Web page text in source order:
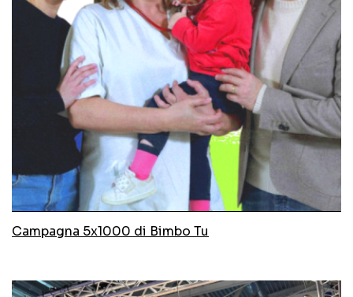
Campagna 5x1000 di Bimbo Tu